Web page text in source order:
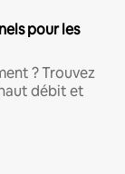
pour les
? Trouvez
débit et